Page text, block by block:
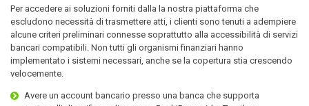
Per accedere ai soluzioni forniti dalla la nostra piattaforma che
escludono necessità di trasmettere atti, i clienti sono tenuti a adempiere
alcune criteri preliminari connesse soprattutto alla accessibilità di servizi
bancari compatibili. Non tutti gli organismi finanziari hanno
implementato i sistemi necessari, anche se la copertura stia crescendo
velocemente.
Avere un account bancario presso una banca che supporta